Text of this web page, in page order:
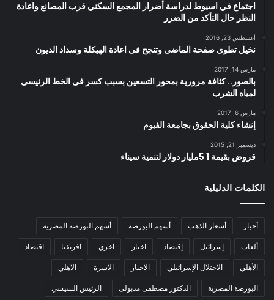
اجتماع في اسيوط لدراسة أضرار المجمع السكني قرب المصانع واعادة
النظر حال التأكد من الضرر
أغسطس 23, 2016
نخيل تطوى صفحة الماضى وتنجح فى اعادة الهيكلة وسداد الديون
مارس 14, 2017
بالصور.. كثافة مرورية بمحور التسعين بسبب كسر فى الخط الرئيسى
لمياه الشرب
مارس 6, 2017
إنشاء كلية الحقوق بجامعة الفيوم
ديسمبر 21, 2015
قروض بقيمة 1 5مليار دولار لتنمية سيناء
الكلمات الدليلية
أخبار أسعار الذهب أسهم البورصة أسهم البورصة المصرية
ألعاب إسرائيل إقتصاد اخبار اخري افريقيا اقتصاد
الأهلي الاحتلال الإسرائيلي الاخبار الاسرة الاهلي
البورصة المصرية الدكتور مصطفى مدبولى الرئيس السيسي